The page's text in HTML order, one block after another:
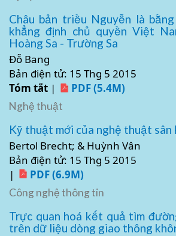
Châu bản triều Nguyễn là
khẳng định chủ quyền Việt
Hoàng Sa - Trường Sa
Đỗ Bang
Bản điện tử: 15 Thg 5 2015
Tóm tắt | PDF (5.4M)
Nghệ thuật
Kỹ thuật mới của nghệ thuật sân
Bertol Brecht; & Huỳnh Vân
Bản điện tử: 15 Thg 5 2015
|
PDF (6.9M)
Công nghệ thông tin
Trực quan hoá kết quả tìm
trên dữ liệu dòng giao thông